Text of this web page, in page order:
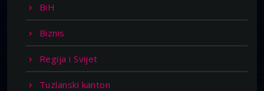
BiH
Biznis
Regija i Svijet
Tuzlanski kanton